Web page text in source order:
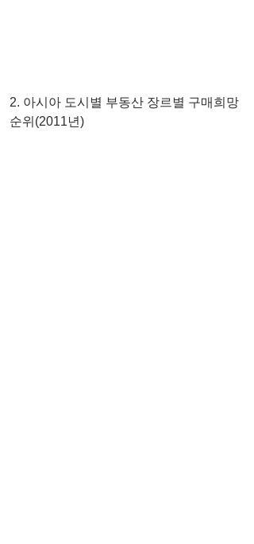
2. 아시아 도시별 부동산 장르별 구매희망
순위(2011년)